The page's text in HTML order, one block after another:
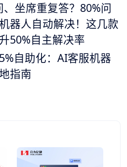
坐席重复答？80%问
器人自动解决！这几款
50%自主解决率
自助化：AI客服机器
指南